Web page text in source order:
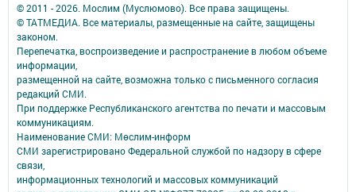
© 2011 - 2026. Мослим (Муслюмово). Все права защищены.
© ТАТМЕДИА. Все материалы, размещенные на сайте, защищены
законом.
Перепечатка, воспроизведение и распространение в любом объеме
информации,
размещенной на сайте, возможна только с письменного согласия
редакций СМИ.
При поддержке Республиканского агентства по печати и массовым
коммуникациям.
Наименование СМИ: Мөслим-информ
СМИ зарегистрировано Федеральной службой по надзору в сфере
связи,
информационных технологий и массовых коммуникаций